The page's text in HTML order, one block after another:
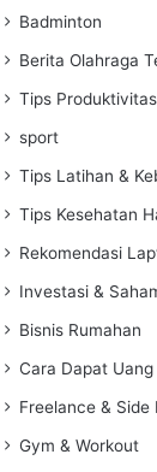
Badminton
Berita Olahraga
Tips
sport
Tips Latihan &
Tips Kesehatan
Rekomendasi
Investasi &
Bisnis Rumahan
Cara Dapat Uang
Freelance & Side
Gym & Workout